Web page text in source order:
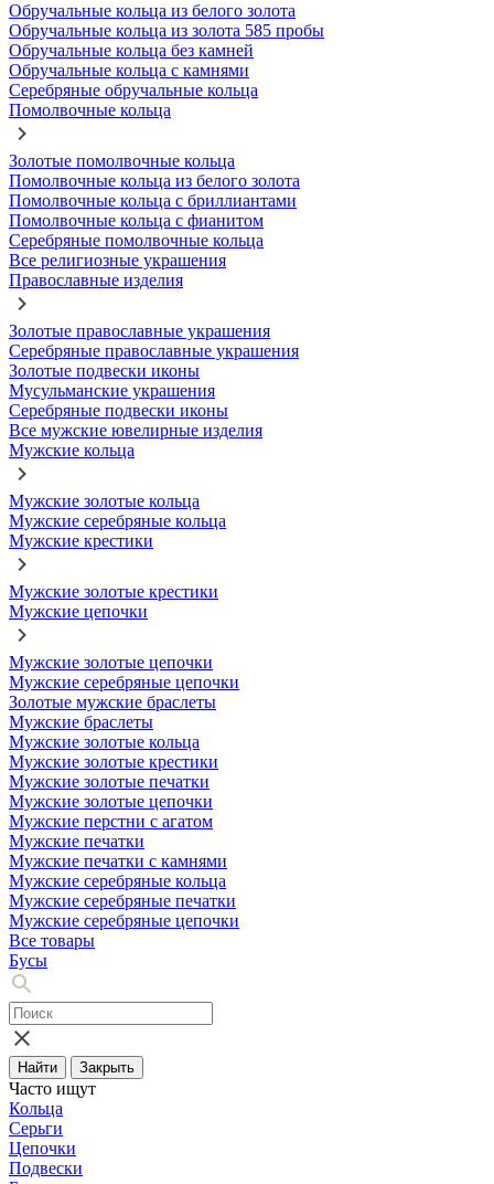
Обручальные кольца из белого золота
Обручальные кольца из золота 585 пробы
Обручальные кольца без камней
Обручальные кольца с камнями
Серебряные обручальные кольца
Помолвочные кольца
Золотые помолвочные кольца
Помолвочные кольца из белого золота
Помолвочные кольца с бриллиантами
Помолвочные кольца с фианитом
Серебряные помолвочные кольца
Все религиозные украшения
Православные изделия
Золотые православные украшения
Серебряные православные украшения
Золотые подвески иконы
Мусульманские украшения
Серебряные подвески иконы
Все мужские ювелирные изделия
Мужские кольца
Мужские золотые кольца
Мужские серебряные кольца
Мужские крестики
Мужские золотые крестики
Мужские цепочки
Мужские золотые цепочки
Мужские серебряные цепочки
Золотые мужские браслеты
Мужские браслеты
Мужские золотые кольца
Мужские золотые крестики
Мужские золотые печатки
Мужские золотые цепочки
Мужские перстни с агатом
Мужские печатки
Мужские печатки с камнями
Мужские серебряные кольца
Мужские серебряные печатки
Мужские серебряные цепочки
Все товары
Бусы
Найти Закрыть
Часто ищут
Кольца
Серьги
Цепочки
Подвески